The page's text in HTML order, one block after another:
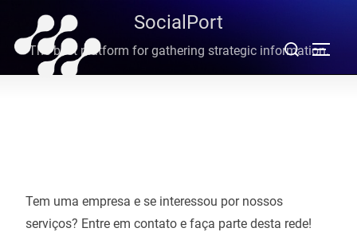
conteúdo
Pesquisar
SocialPort
The best platform for gathering strategic information.
Tem uma empresa e se interessou por nossos
serviços? Entre em contato e faça parte desta rede!